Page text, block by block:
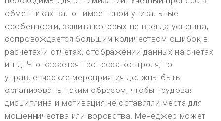
обменниках валют имеет свои уникальные
особенности, защита которых не всегда успешна,
сопровождается большим количеством ошибок в
расчетах и отчетах, отображении данных на счетах
и т.д. Что касается процесса контроля, то
управленческие мероприятия должны быть
организованы таким образом, чтобы трудовая
дисциплина и мотивация не оставляли места для
мошенничества или воровства. Менеджер может